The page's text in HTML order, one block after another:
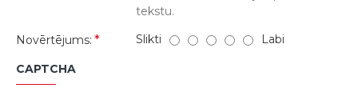
tekstu.
Novērtējums:
Slikti Labi
CAPTCHA